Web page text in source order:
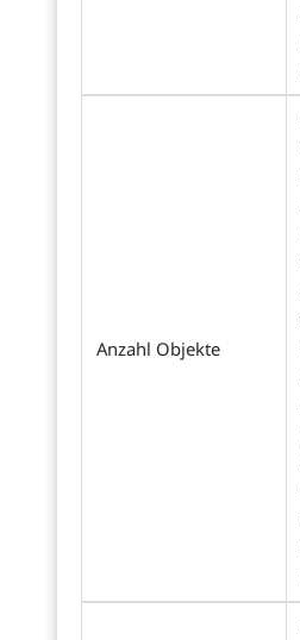
Anzahl Objekte